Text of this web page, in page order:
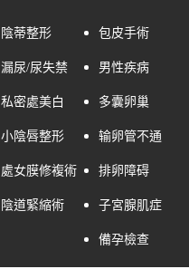
陰蒂整形
漏尿/尿失禁
私密處美白
小陰唇整形
處女膜修複術
陰道緊縮術
包皮手術
男性疾病
多囊卵巢
输卵管不通
排卵障碍
子宮腺肌症
備孕檢查